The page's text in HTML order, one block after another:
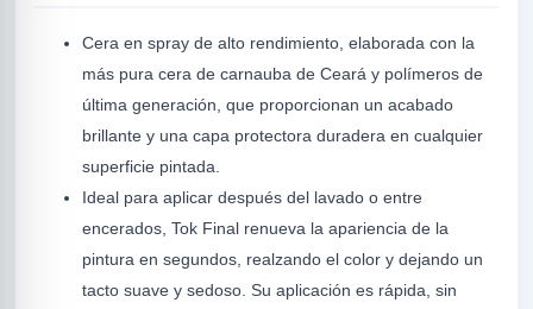
Cera en spray de alto rendimiento, elaborada con la
más pura cera de carnauba de Ceará y polímeros de
última generación, que proporcionan un acabado
brillante y una capa protectora duradera en cualquier
superficie pintada.
Ideal para aplicar después del lavado o entre
encerados, Tok Final renueva la apariencia de la
pintura en segundos, realzando el color y dejando un
tacto suave y sedoso. Su aplicación es rápida, sin